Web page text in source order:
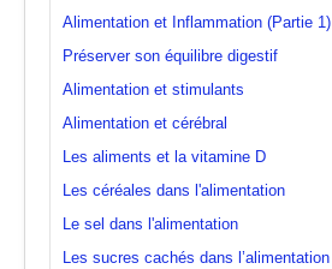
Alimentation et Inflammation (Partie 1)
Préserver son équilibre digestif
Alimentation et stimulants
Alimentation et cérébral
Les aliments et la vitamine D
Les céréales dans l'alimentation
Le sel dans l'alimentation
Les sucres cachés dans l’alimentation